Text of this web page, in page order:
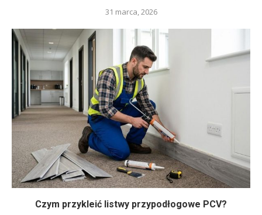
31 marca, 2026
Czym przykleić listwy przypodłogowe PCV?